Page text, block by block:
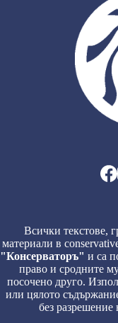
Всички текстове,
материали в
"Консерваторъ" и са
право и сродните
посочено друго.
или цялото
без разрешение